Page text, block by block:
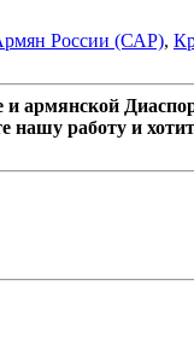
России (САР),
армянской
нашу работу и